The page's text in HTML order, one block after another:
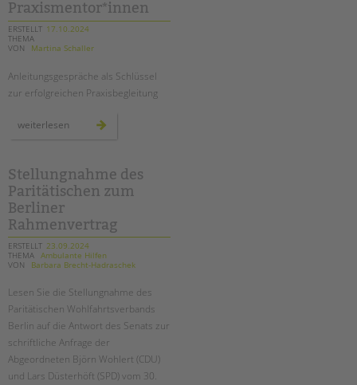
erfahrungsbericht
Praxismentor*innen
ERSTELLT 17.10.2024
THEMA
VON
Martina Schaller
Anleitungsgespräche als Schlüssel
zur erfolgreichen Praxisbegleitung
weiterlesen fachtag
Stellungnahme des
Paritätischen zum
Berliner
Rahmenvertrag
ERSTELLT 23.09.2024
THEMA Ambulante Hilfen
VON
Barbara Brecht-Hadraschek
Lesen Sie die Stellungnahme des
Paritätischen Wohlfahrtsverbands
Berlin auf die Antwort des Senats zur
schriftliche Anfrage der
Abgeordneten Björn Wohlert (CDU)
und Lars Düsterhöft (SPD) vom 30.